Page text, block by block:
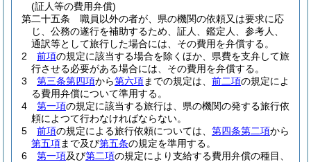
(証人等の費用弁償)
第二十五条
職員以外の者が、県の機関の依頼又は要求に応
じ、公務の遂行を補助するため、証人、鑑定人、参考人、
通訳等として旅行した場合には、その費用を弁償する。
2
前項の規定に該当する場合を除くほか、県費を支弁して旅
行させる必要がある場合には、その費用を弁償する。
3
第三条第四項から第六項までの規定は、 前二項の規定によ
る費用弁償について準用する。
4
第一項の規定に該当する旅行は、県の機関の発する旅行依
頼によつて行わなければならない。
5
前項の規定による旅行依頼については、 第四条第二項から
第五項まで及び第五条の規定を準用する。
6
第一項及び第二項の規定により支給する費用弁償の種目、